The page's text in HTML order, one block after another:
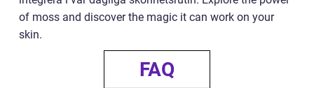
of moss and discover the magic it can work on your
skin.
FAQ